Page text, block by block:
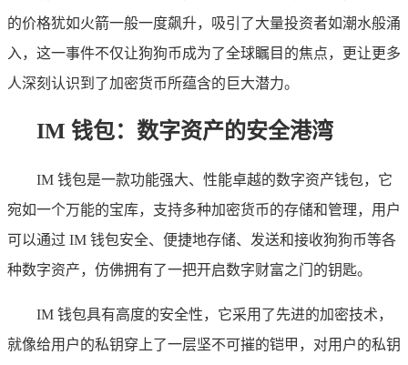
的价格犹如火箭一般一度飙升，吸引了大量投资者如潮水般涌
入，这一事件不仅让狗狗币成为了全球瞩目的焦点，更让更多
人深刻认识到了加密货币所蕴含的巨大潜力。
IM 钱包：数字资产的安全港湾
IM 钱包是一款功能强大、性能卓越的数字资产钱包，它
宛如一个万能的宝库，支持多种加密货币的存储和管理，用户
可以通过 IM 钱包安全、便捷地存储、发送和接收狗狗币等各
种数字资产，仿佛拥有了一把开启数字财富之门的钥匙。
IM 钱包具有高度的安全性，它采用了先进的加密技术，
就像给用户的私钥穿上了一层坚不可摧的铠甲，对用户的私钥